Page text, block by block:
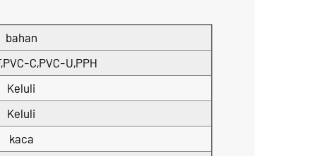
bahan
C,PVC-U,PPH
Keluli
Keluli
kaca